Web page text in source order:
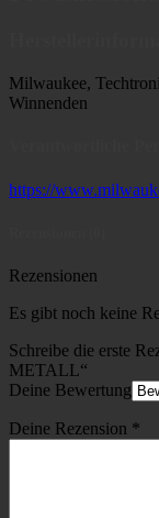
Milwaukee,
Winnenden
https://
Rezensionen
Es gibt noch keine
Schreibe die erste
METALL“
Deine Bewertung
Deine Rezension *